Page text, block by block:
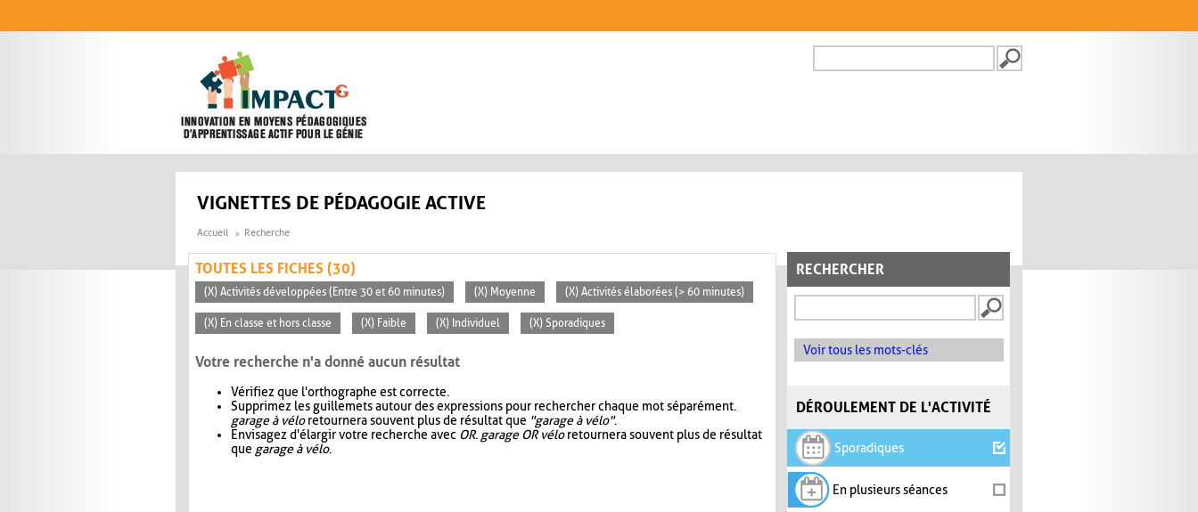
FORMULAIRE DE
VIGNETTES DE PÉDAGOGIE ACTIVE
Accueil Recherche
RECHERCHER
Voir tous les mots-clés
DÉROULEMENT DE L'ACTIVITÉ
Sporadiques
En plusieurs séances
TOUTES LES FICHES (30)
(X) Activités développées (Entre 30 et 60 minutes) (X) Moyenne (X) Activités élaborées (> 60 minutes)
(X) En classe et hors classe (X) Faible (X) Individuel (X) Sporadiques
Votre recherche n'a donné aucun résultat
Vérifiez que l'orthographe est correcte.
Supprimez les guillemets autour des expressions pour rechercher chaque mot séparément.
garage à véloretournera souvent plus de résultat que "garage à vélo".
Envisagez d'élargir votre recherche avec OR. garage OR véloretournera souvent plus de résultat
que garage à vélo.